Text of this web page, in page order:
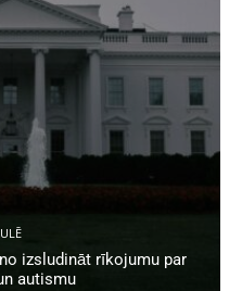
izsludināt rīkojumu par
autismu